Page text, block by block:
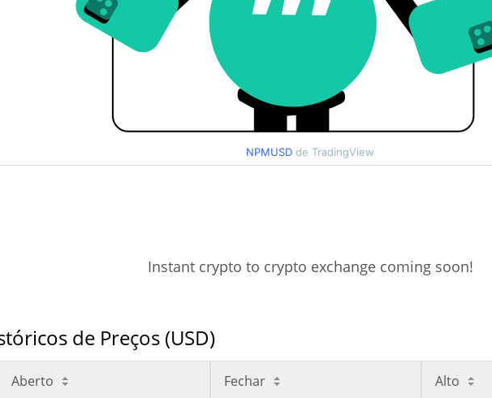
NPMUSD de TradingView
Instant crypto to crypto exchange coming soon!
de Preços (USD)
Aberto Fechar Alto